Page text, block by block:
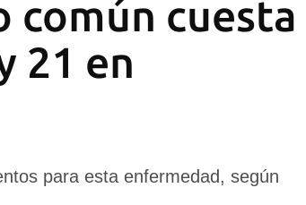
común cuesta
21 en
para esta enfermedad, según